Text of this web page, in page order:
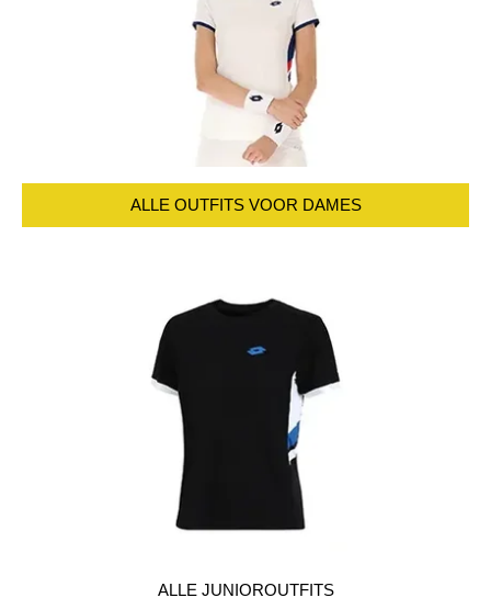
ALLE OUTFITS VOOR DAMES
ALLE JUNIOROUTFITS